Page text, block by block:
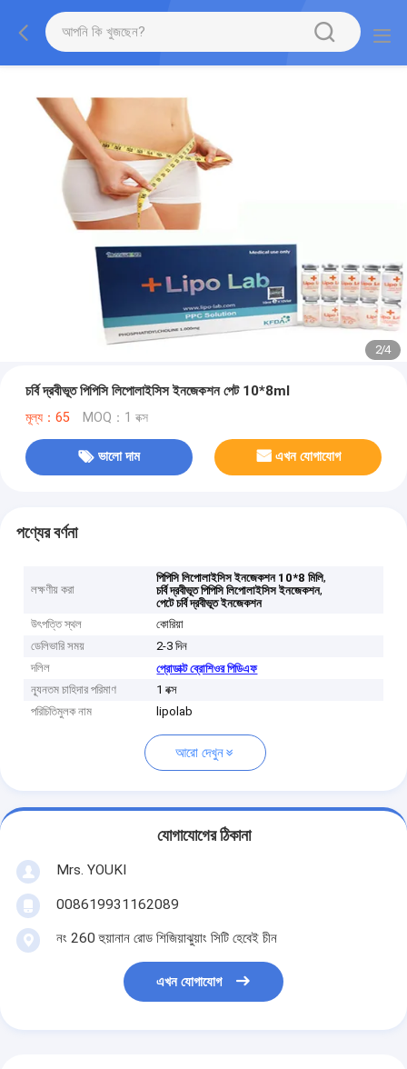
2/4
চর্বি দ্রবীভূত পিপিসি লিপোলাইসিস ইনজেকশন পেট 10*8ml
মূল্য：65 MOQ：1 বক্স
ভালো দাম এখন যোগাযোগ
পণ্যের বর্ণনা
লক্ষণীয় করা
পিপিসি লিপোলাইসিস ইনজেকশন 10*8 মিলি,
চর্বি দ্রবীভূত পিপিসি লিপোলাইসিস ইনজেকশন,
পেটে চর্বি দ্রবীভূত ইনজেকশন
উৎপত্তি স্থল
কোরিয়া
ডেলিভারি সময়
2-3 দিন
দলিল
প্রোডাক্ট ব্রোশিওর পিডিএফ
ন্যূনতম চাহিদার পরিমাণ
1 বক্স
পরিচিতিমুলক নাম
lipolab
আরো দেখুন
যোগাযোগের ঠিকানা
Mrs. YOUKI
008619931162089
নং 260 হুয়ানান রোড শিজিয়াঝুয়াং সিটি হেবেই চীন
এখন যোগাযোগ